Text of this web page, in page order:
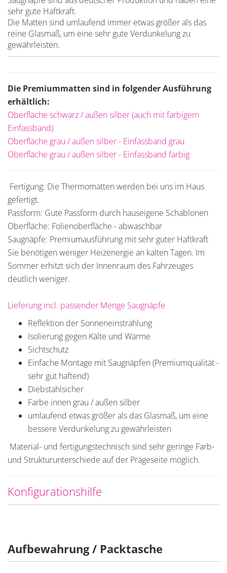
sehr gute Haftkraft.
Die Matten sind umlaufend immer etwas größer als das
reine Glasmaß, um eine sehr gute Verdunkelung zu
gewährleisten.
Die Premiummatten sind in folgender Ausführung
erhältlich:
Oberfläche schwarz / außen silber (auch mit farbigem
Einfassband)
Oberfläche grau / außen silber - Einfassband grau
Oberfläche grau / außen silber - Einfassband farbig
Fertigung: Die Thermomatten werden bei uns im Haus
gefertigt.
Passform: Gute Passform durch hauseigene Schablonen
Oberfläche: Folienoberfläche - abwaschbar
Saugnäpfe: Premiumausführung mit sehr guter Haftkraft
Sie benötigen weniger Heizenergie an kalten Tagen. Im
Sommer erhitzt sich der Innenraum des Fahrzeuges
deutlich weniger.
Lieferung incl. passender Menge Saugnäpfe
Reflektion der Sonneneinstrahlung
Isolierung gegen Kälte und Wärme
Sichtschutz
Einfache Montage mit Saugnäpfen (Premiumqualität -
sehr gut haftend)
Diebstahlsicher
Farbe innen grau / außen silber
umlaufend etwas größer als das Glasmaß, um eine
bessere Verdunkelung zu gewährleisten
Material- und fertigungstechnisch sind sehr geringe Farb-
und Strukturunterschiede auf der Prägeseite möglich.
Konfigurationshilfe
Aufbewahrung / Packtasche